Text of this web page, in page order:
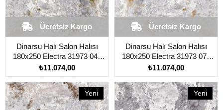
Dinarsu Halı Salon Halısı
180x250 Electra 31973 041
Yeşil
₺11.074,00
Ücretsiz Kargo
Dinarsu Halı Salon Halısı
180x250 Electra 31973 075
Sarı
₺11.074,00
Ücretsiz Kargo
Yeni
Ürün
Yeni
Ürün